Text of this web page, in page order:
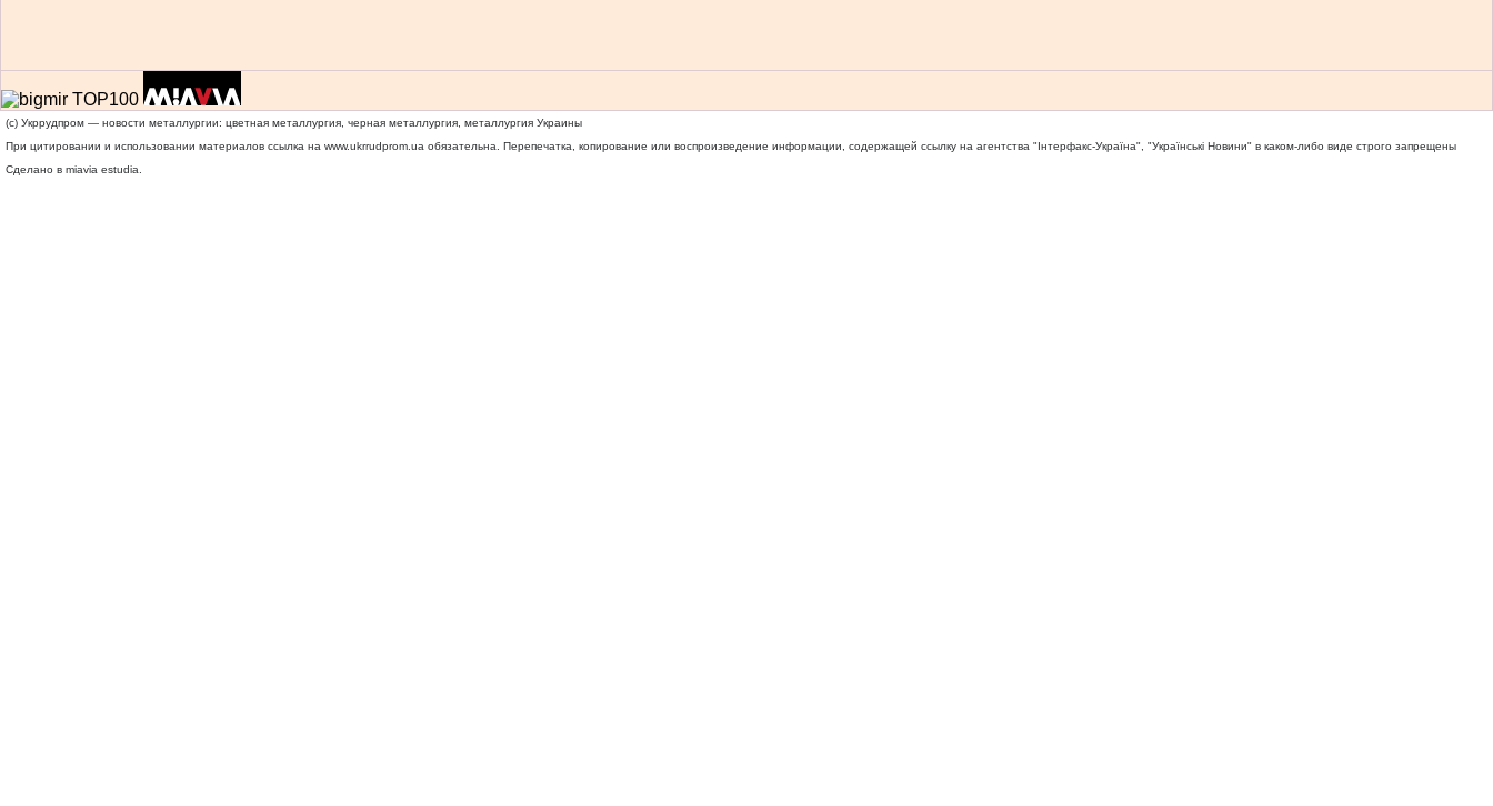
(c) Укррудпром — новости металлургии: цветная металлургия, черная металлургия, металлургия Украины
При цитировании и использовании материалов ссылка на www.ukrrudprom.ua обязательна. Перепечатка, копирование или воспроизведение информации, содержащей ссылку на агентства "Iнтерфакс-Україна", "Українськi Новини" в каком-либо виде строго запрещены
Сделано в miavia estudia.